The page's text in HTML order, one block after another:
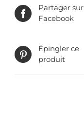
Partager sur
Facebook
Épingler ce
produit